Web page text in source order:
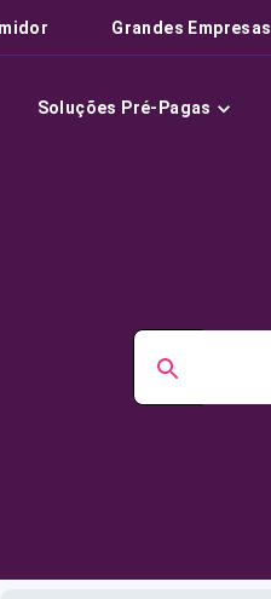
Grandes Empresas
Soluções Pré-Pagas